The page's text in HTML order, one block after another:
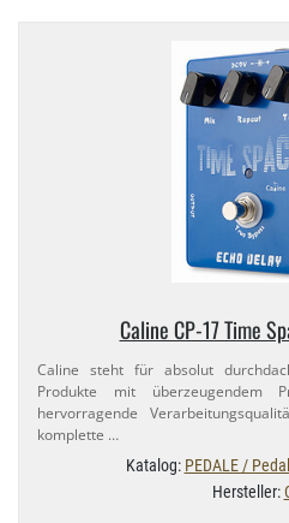
Caline CP-​17 Time
Caline steht für absolut
Produkte mit überzeugendem
hervorragende
komplette …
Katalog: PEDALE /
Hersteller: